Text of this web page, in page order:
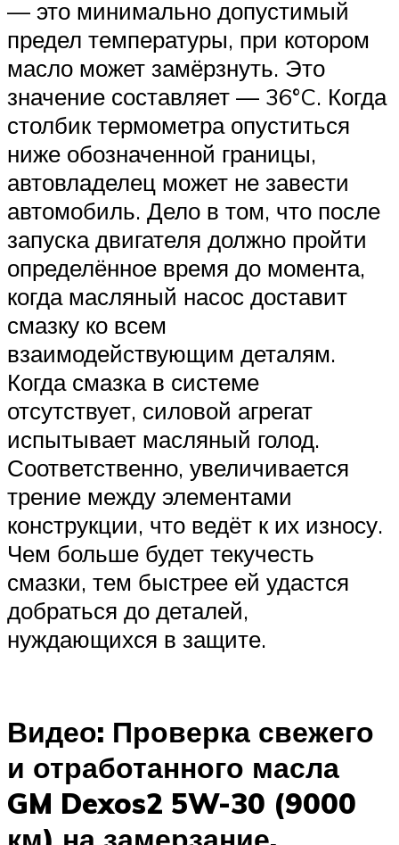
— это минимально допустимый
предел температуры, при котором
масло может замёрзнуть. Это
значение составляет — 36°C. Когда
столбик термометра опуститься
ниже обозначенной границы,
автовладелец может не завести
автомобиль. Дело в том, что после
запуска двигателя должно пройти
определённое время до момента,
когда масляный насос доставит
смазку ко всем
взаимодействующим деталям.
Когда смазка в системе
отсутствует, силовой агрегат
испытывает масляный голод.
Соответственно, увеличивается
трение между элементами
конструкции, что ведёт к их износу.
Чем больше будет текучесть
смазки, тем быстрее ей удастся
добраться до деталей,
нуждающихся в защите.
Видео: Проверка свежего
и отработанного масла
GM Dexos2 5W-30 (9000